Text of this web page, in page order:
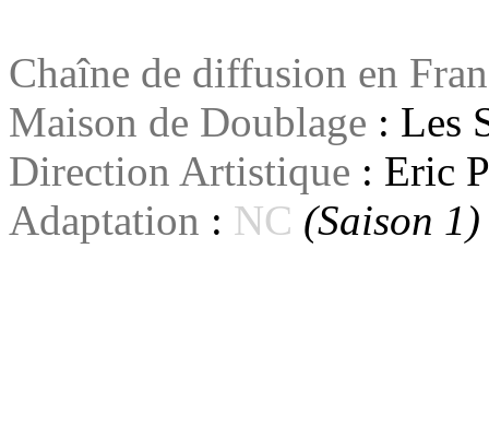
Chaîne de diffusion en
Maison de Doublage : Les
Direction Artistique : Eric
Adaptation : NC (Saison 1)